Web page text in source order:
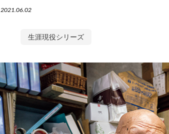
2021.06.02
生涯現役シリーズ